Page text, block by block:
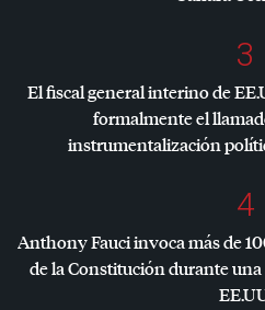
3
El fiscal general interino de
formalmente el
instrumentalización
4
Anthony Fauci invoca más de
de la Constitución durante